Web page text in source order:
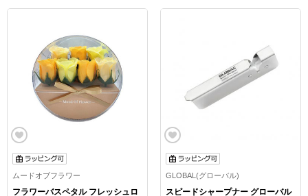
ムードオブフラワー
フラワーバスペタル フレッシュロ
GLOBAL(グローバル)
スピードシャープナー グローバル